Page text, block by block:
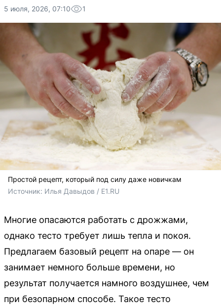
5 июля, 2026, 07:10 1
Простой рецепт, который под силу даже новичкам
Источник: Илья Давыдов / E1.RU
Многие опасаются работать с дрожжами,
однако тесто требует лишь тепла и покоя.
Предлагаем базовый рецепт на опаре — он
занимает немного больше времени, но
результат получается намного воздушнее, чем
при безопарном способе. Такое тесто